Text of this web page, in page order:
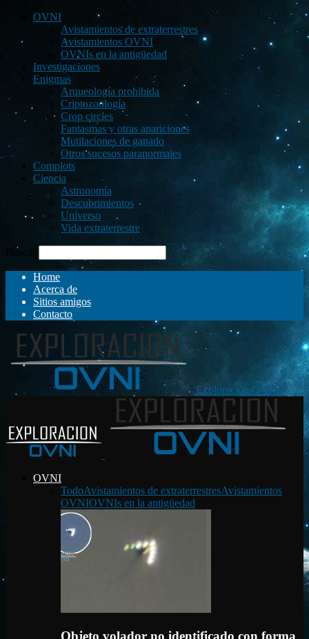
OVNI
Avistamientos de extraterrestres
Avistamientos OVNI
OVNIs en la antigüedad
Investigaciones
Enigmas
Arqueología prohibida
Criptozoología
Crop circles
Fantasmas y otras apariciones
Mutilaciones de ganado
Otros sucesos paranormales
Complots
Ciencia
Astronomía
Descubrimientos
Universo
Vida extraterrestre
Buscar
Home
Acerca de
Sitios amigos
Contacto
Exploración OVNI
OVNI
TodoAvistamientos de extraterrestresAvistamientos
OVNIOVNIs en la antigüedad
Objeto volador no identificado con forma